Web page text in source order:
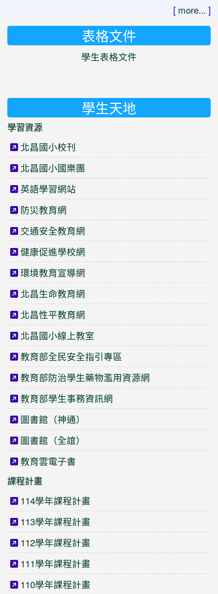
[ more... ]
表格文件
學生表格文件
學生天地
學習資源
北昌國小校刊
北昌國小國樂團
英語學習網站
防災教育網
交通安全教育網
健康促進學校網
環境教育宣導網
北昌生命教育網
北昌性平教育網
北昌國小線上教室
教育部全民安全指引專區
教育部防治學生藥物濫用資源網
教育部學生事務資訊網
圖書館（神通）
圖書館（全誼）
教育雲電子書
課程計畫
114學年課程計畫
113學年課程計畫
112學年課程計畫
111學年課程計畫
110學年課程計畫